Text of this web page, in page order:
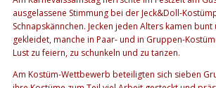
ausgelassene Stimmung bei der Jeck&Doll-
Schnapskännchen. Jecken jeden Alters kamen
gekleidet, manche in Paar- und in Gruppen-
Lust zu feiern, zu schunkeln und zu tanzen.
Am Kostüm-Wettbewerb beteiligten sich sieben